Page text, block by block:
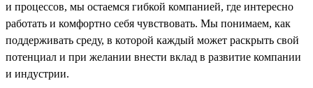
и процессов, мы остаемся гибкой компанией, где интересно
работать и комфортно себя чувствовать. Мы понимаем, как
поддерживать среду, в которой каждый может раскрыть свой
потенциал и при желании внести вклад в развитие компании
и индустрии.